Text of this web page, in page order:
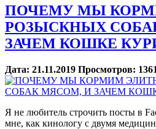
ПОЧЕМУ МЫ
РОЗЫСКНЫХ
ЗАЧЕМ КОШКЕ
Дата: 21.11.2019 Просмотров:
Я не любитель строчить посты в
мне, как кинологу с двумя